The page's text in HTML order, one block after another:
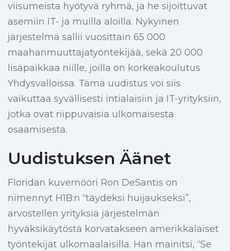
viisumeista hyötyvä ryhmä, ja he sijoittuvat
asemiin IT- ja muilla aloilla. Nykyinen
järjestelmä sallii vuosittain 65 000
maahanmuuttajatyöntekijää, sekä 20 000
lisäpaikkaa niille, joilla on korkeakoulutus
Yhdysvalloissa. Tämä uudistus voi siis
vaikuttaa syvällisesti intialaisiin ja IT-yrityksiin,
jotka ovat riippuvaisia ulkomaisesta
osaamisesta.
Uudistuksen Äänet
Floridan kuvernööri Ron DeSantis on
nimennyt H1B:n “täydeksi huijaukseksi”,
arvostellen yrityksiä järjestelmän
hyväksikäytöstä korvatakseen amerikkalaiset
työntekijät ulkomaalaisilla. Hän mainitsi, “Se